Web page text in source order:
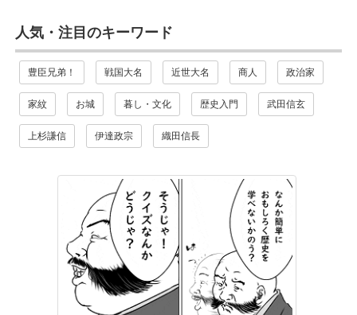
人気・注目のキーワード
豊臣兄弟！ 戦国大名 近世大名 商人 政治家
家紋 お城 暮し・文化 歴史入門 武田信玄
上杉謙信 伊達政宗 織田信長